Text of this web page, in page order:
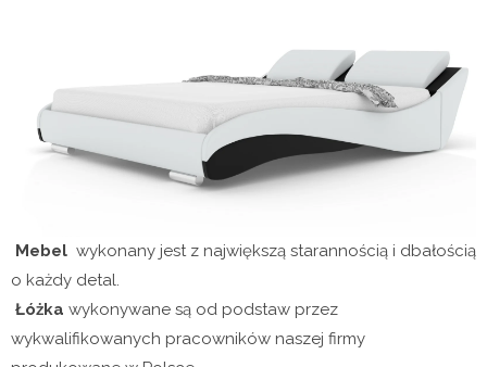
Mebel wykonany jest z największą starannością i dbałością
o każdy detal.
Łóżka wykonywane są od podstaw przez
wykwalifikowanych pracowników naszej firmy